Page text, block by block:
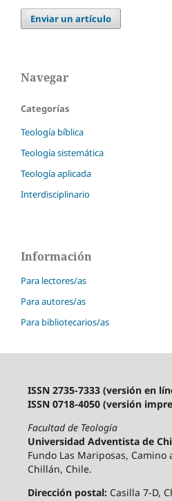
Enviar un artículo
Navegar
Categorías
Teología bíblica
Teología sistemática
Teología aplicada
Interdisciplinario
Información
Para lectores/as
Para autores/as
Para bibliotecarios/as
ISSN 2735-7333 (versión en
ISSN 0718-4050 (versión
Facultad de Teología
Universidad Adventista de
Fundo Las Mariposas, Camino
Chillán, Chile.
Dirección postal:Casilla 7-D,